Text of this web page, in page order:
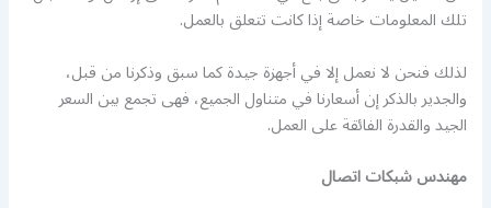
تلك المعلومات خاصة إذا كانت تتعلق بالعمل.
لذلك فنحن لا نعمل إلا في أجهزة جيدة كما سبق وذكرنا من قبل،
والجدير بالذكر إن أسعارنا في متناول الجميع، فهى تجمع بين السعر
الجيد والقدرة الفائقة على العمل.
مهندس شبكات اتصال